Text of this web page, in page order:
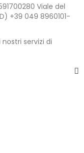
Viale del
+39 049 8960101-
servizi di